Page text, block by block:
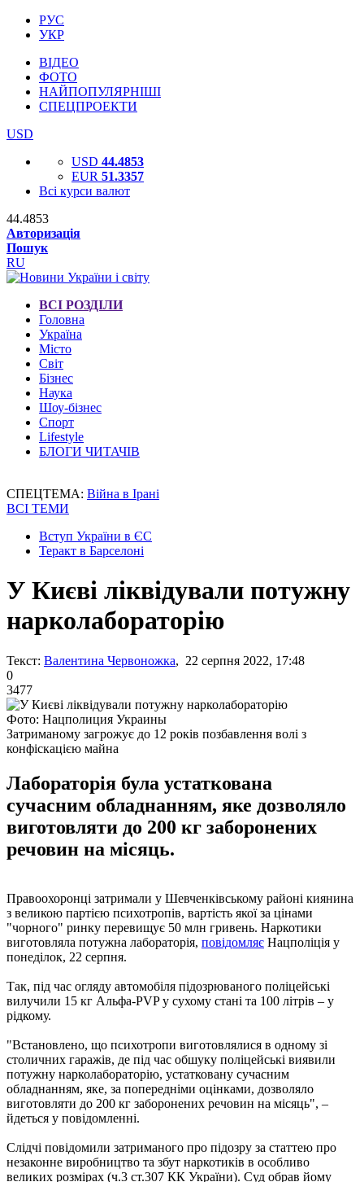
РУС
УКР
ВІДЕО
ФОТО
НАЙПОПУЛЯРНІШІ
СПЕЦПРОЕКТИ
USD
USD 44.4853
EUR 51.3357
Всі курси валют
44.4853
Авторизація
Пошук
RU
ВСІ РОЗДІЛИ
Головна
Україна
Місто
Світ
Бізнес
Наука
Шоу-бізнес
Спорт
Lifestyle
БЛОГИ ЧИТАЧІВ
СПЕЦТЕМА: Війна в Ірані
ВСІ ТЕМИ
Вступ України в ЄС
Теракт в Барселоні
У Києві ліквідували потужну
нарколабораторію
Текст: Валентина Червоножка, 22 серпня 2022, 17:48
0
3477
Фото: Нацполиция Украины
Затриманому загрожує до 12 років позбавлення волі з
конфіскацією майна
Лабораторія була устаткована
сучасним обладнанням, яке дозволяло
виготовляти до 200 кг заборонених
речовин на місяць.
Правоохоронці затримали у Шевченківському районі киянина
з великою партією психотропів, вартість якої за цінами
"чорного" ринку перевищує 50 млн гривень. Наркотики
виготовляла потужна лабораторія, повідомляє Нацполіція у
понеділок, 22 серпня.
Так, під час огляду автомобіля підозрюваного поліцейські
вилучили 15 кг Альфа-PVP у сухому стані та 100 літрів – у
рідкому.
"Встановлено, що психотропи виготовлялися в одному зі
столичних гаражів, де під час обшуку поліцейські виявили
потужну нарколабораторію, устатковану сучасним
обладнанням, яке, за попередніми оцінками, дозволяло
виготовляти до 200 кг заборонених речовин на місяць", –
йдеться у повідомленні.
Слідчі повідомили затриманого про підозру за статтею про
незаконне виробництво та збут наркотиків в особливо
великих розмірах (ч.3 ст.307 КК України). Суд обрав йому